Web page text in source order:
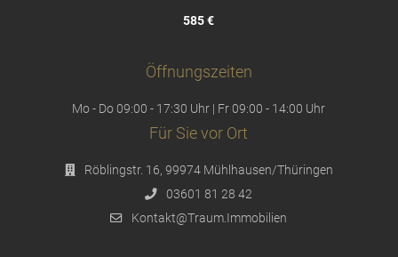
585 €
Öffnungszeiten
Mo - Do 09:00 - 17:30 Uhr | Fr 09:00 - 14:00 Uhr
Für Sie vor Ort
Röblingstr. 16, 99974 Mühlhausen/Thüringen
03601 81 28 42
Kontakt@Traum.Immobilien